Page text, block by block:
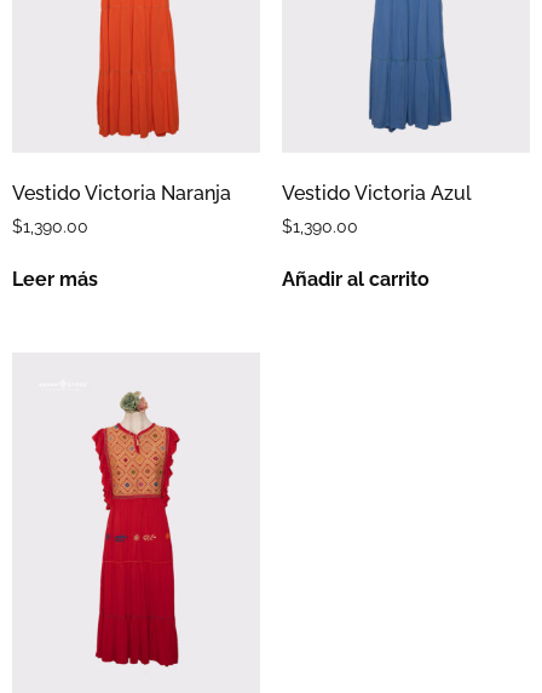
Vestido Victoria Naranja
$1,390.00
Leer más
Vestido Victoria Azul
$1,390.00
Añadir al carrito